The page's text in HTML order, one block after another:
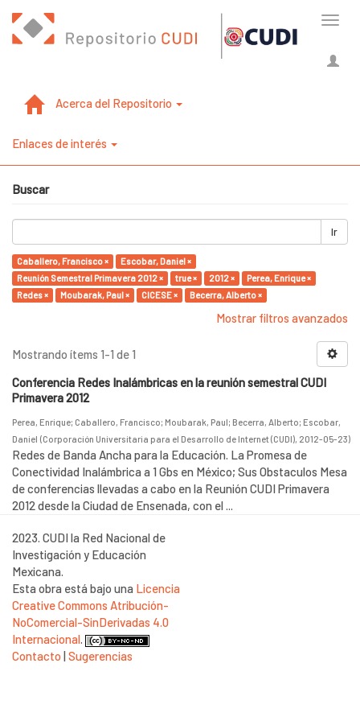
Acerca del Repositorio
Enlaces de interés
Buscar
Ir
Caballero, Francisco ×
Escobar, Daniel ×
Reunión Semestral Primavera 2012 ×
true × 2012 ×
Perea, Enrique ×
Redes ×
Moubarak, Paul × CICESE × Becerra, Alberto ×
Mostrar filtros avanzados
Mostrando ítems 1-1 de 1
Conferencia Redes Inalámbricas en la reunión semestral CUDI
Primavera 2012
Perea, Enrique; Caballero, Francisco; Moubarak, Paul; Becerra, Alberto; Escobar,
Daniel (Corporación Universitaria para el Desarrollo de Internet (CUDI), 2012-05-23)
Redes de Banda Ancha para la Educación. La Promesa de
Conectividad Inalámbrica a 1 Gbs en México; Sus Obstaculos Mesa
de conferencias llevadas a cabo en la Reunión CUDI Primavera
2012 desde la Ciudad de Ensenada, con el ...
2023. CUDI la Red Nacional de
Investigación y Educación
Mexicana.
Esta obra está bajo una Licencia
Creative Commons Atribución-
NoComercial-SinDerivadas 4.0
Internacional.
Contacto |Sugerencias